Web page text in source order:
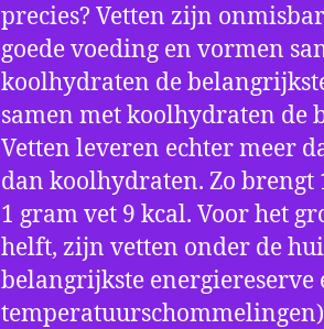
precies? Vetten zijn
goede voeding en vormen
koolhydraten de
samen met koolhydraten de
Vetten leveren echter meer
dan koolhydraten. Zo
1 gram vet 9 kcal. Voor het
helft, zijn vetten onder de
belangrijkste energiereserve
temperatuurschommelingen)